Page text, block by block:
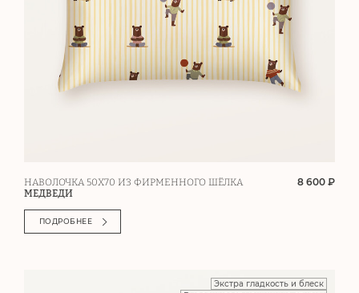
НАВОЛОЧКА 50Х70 ИЗ ФИРМЕННОГО ШЁЛКА
МЕДВЕДИ
8 600 ₽
ПОДРОБНЕЕ
Экстра гладкость и блеск